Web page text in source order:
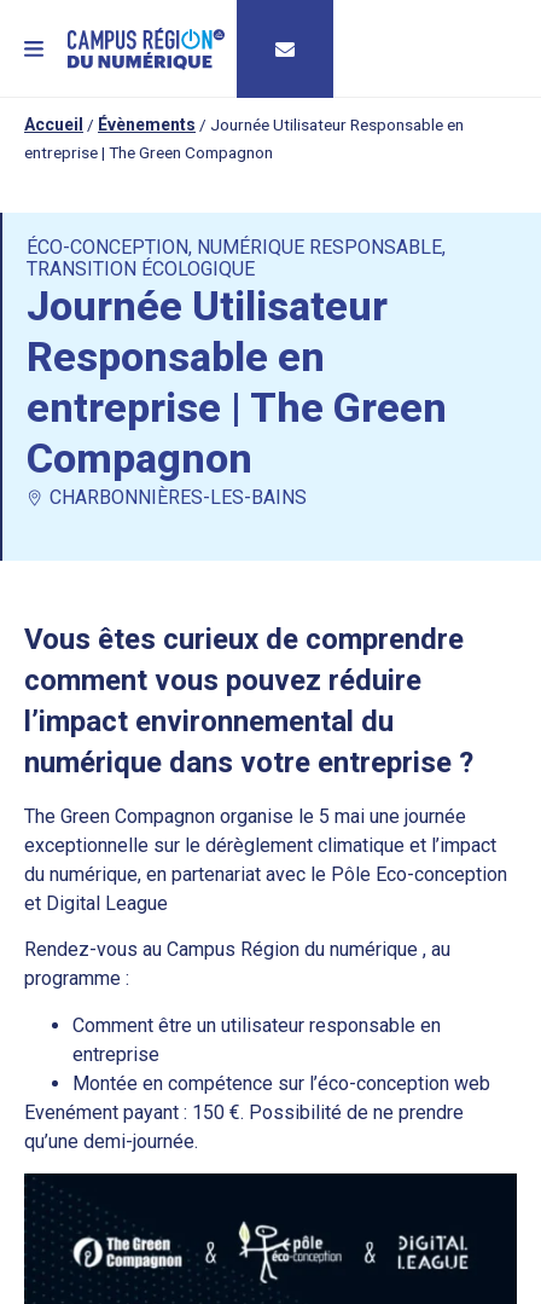
MENU
Accueil / Évènements / Journée Utilisateur Responsable en
entreprise | The Green Compagnon
ÉCO-CONCEPTION, NUMÉRIQUE RESPONSABLE,
TRANSITION ÉCOLOGIQUE
Journée Utilisateur
Responsable en
entreprise | The Green
Compagnon
CHARBONNIÈRES-LES-BAINS
Vous êtes curieux de comprendre
comment vous pouvez réduire
l’impact environnemental du
numérique dans votre entreprise ?
The Green Compagnon organise le 5 mai une journée
exceptionnelle sur le dérèglement climatique et l’impact
du numérique, en partenariat avec le Pôle Eco-conception
et Digital League
Rendez-vous au Campus Région du numérique , au
programme :
Comment être un utilisateur responsable en
entreprise
Montée en compétence sur l’éco-conception web
Evenément payant : 150 €. Possibilité de ne prendre
qu’une demi-journée.